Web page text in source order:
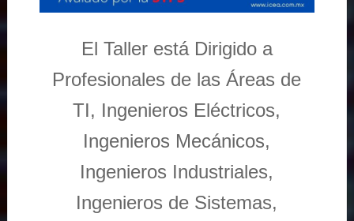
El Taller está Dirigido a
Profesionales de las Áreas de
TI, Ingenieros Eléctricos,
Ingenieros Mecánicos,
Ingenieros Industriales,
Ingenieros de Sistemas,